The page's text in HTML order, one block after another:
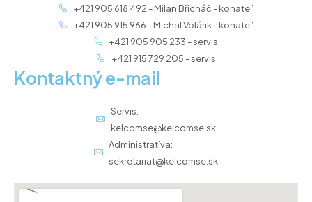
+421 905 618 492 - Milan Břicháč - konateľ
+421 905 915 966 - Michal Volárik - konateľ
+421 905 905 233 - servis
+421 915 729 205 - servis
Kontaktný e-mail
Servis:
kelcomse@kelcomse.sk
Administratíva:
sekretariat@kelcomse.sk